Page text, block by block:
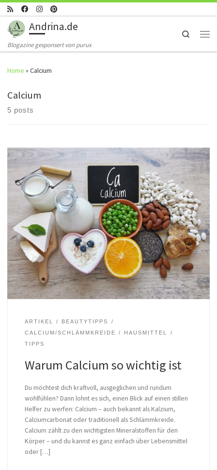
Skip to content
Andrina.de
Blogazine gesponsert von purux
Search
Home » Calcium
Calcium
5 posts
ARTIKEL
BEAUTYTIPPS
CALCIUM/SCHLÄMMKREIDE
HAUSMITTEL
TIPPS
Warum Calcium so wichtig ist
Du möchtest dich kraftvoll, ausgeglichen und rundum
wohlfühlen? Dann lohnt es sich, einen Blick auf einen stillen
Helfer zu werfen: Calcium – auch bekannt als Kalzium,
Calciumcarbonat oder traditionell als Schlämmkreide.
Calcium zählt zu den wichtigsten Mineralstoffen für den
Körper – und du kannst es ganz einfach über Lebensmittel
oder […]